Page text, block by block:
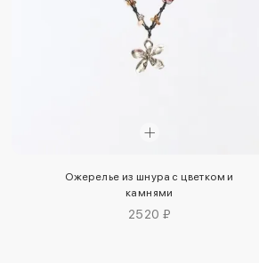
Ожерелье из шнура с цветком и
камнями
2520 ₽